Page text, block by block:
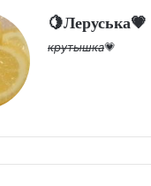
🍋Леруська💗
крутышка💗